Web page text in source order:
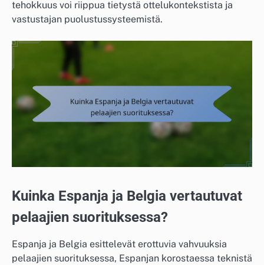
tehokkuus voi riippua tietystä ottelukontekstista ja
vastustajan puolustussysteemistä.
Kuinka Espanja ja Belgia vertautuvat
pelaajien suorituksessa?
Espanja ja Belgia esittelevät erottuvia vahvuuksia
pelaajien suorituksessa, Espanjan korostaessa teknistä